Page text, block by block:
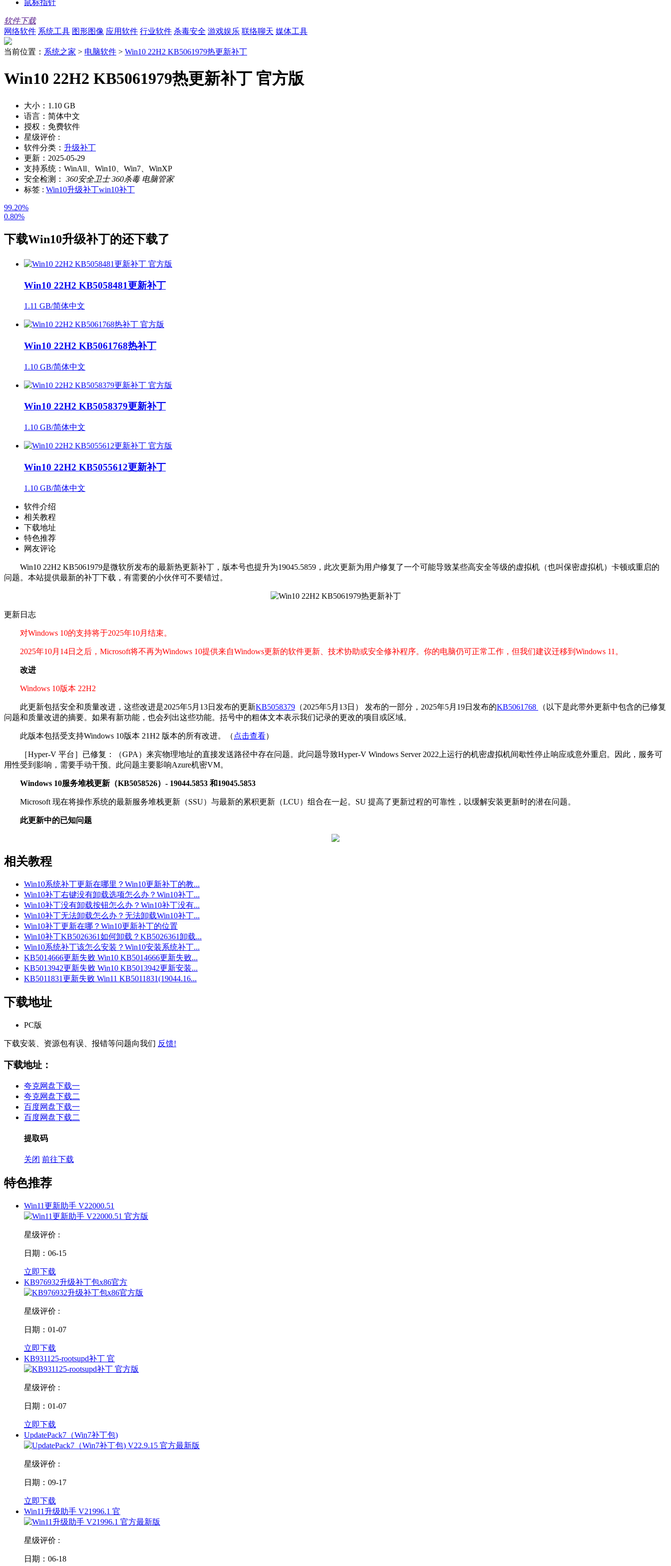
鼠标指针
软件下载
网络软件 系统工具 图形图像 应用软件 行业软件 杀毒安全 游戏娱乐 联络聊天 媒体工具
当前位置： 系统之家 > 电脑软件 > Win10 22H2 KB5061979热更新补丁
Win10 22H2 KB5061979热更新补丁 官方版
大小： 1.10 GB
语言： 简体中文
授权： 免费软件
星级评价 :
软件分类： 升级补丁
更新： 2025-05-29
支持系统： WinAll、Win10、Win7、WinXP
安全检测：
360安全卫士 360杀毒 电脑管家
标签 : Win10升级补丁win10补丁
99.20%
0.80%
下载Win10升级补丁的还下载了
Win10 22H2 KB5058481更新补丁
1.11 GB/简体中文
Win10 22H2 KB5061768热补丁
1.10 GB/简体中文
Win10 22H2 KB5058379更新补丁
1.10 GB/简体中文
Win10 22H2 KB5055612更新补丁
1.10 GB/简体中文
软件介绍
相关教程
下载地址
特色推荐
网友评论
Win10 22H2 KB5061979是微软所发布的最新热更新补丁，版本号也提升为19045.5859，此次更新为用户修复了一个可能导致某些高安全等级的虚拟机（也叫保密虚拟机）卡顿或重启的
问题。本站提供最新的补丁下载，有需要的小伙伴可不要错过。
更新日志
对Windows 10的支持将于2025年10月结束。
2025年10月14日之后，Microsoft将不再为Windows 10提供来自Windows更新的软件更新、技术协助或安全修补程序。你的电脑仍可正常工作，但我们建议迁移到Windows 11。
改进
Windows 10版本 22H2
此更新包括安全和质量改进，这些改进是2025年5月13日发布的更新KB5058379 （2025年5月13日） 发布的一部分，2025年5月19日发布的KB5061768
（以下是此带外更新中包含的已修复
问题和质量改进的摘要。如果有新功能，也会列出这些功能。括号中的粗体文本表示我们记录的更改的项目或区域。 ​​​​​​​
此版本包括受支持Windows 10版本 21H2 版本的所有改进。（ 点击查看）
［Hyper-V 平台］已修复：（GPA）来宾物理地址的直接发送路径中存在问题。此问题导致Hyper-V Windows Server 2022上运行的机密虚拟机间歇性停止响应或意外重启。因此，服务可
用性受到影响，需要手动干预。此问题主要影响Azure机密VM。
Windows 10服务堆栈更新（KB5058526）- 19044.5853 和19045.5853
Microsoft 现在将操作系统的最新服务堆栈更新（SSU）与最新的累积更新（LCU）组合在一起。SU 提高了更新过程的可靠性，以缓解安装更新时的潜在问题。
此更新中的已知问题
相关教程
Win10系统补丁更新在哪里？Win10更新补丁的教...
Win10补丁右键没有卸载选项怎么办？Win10补丁...
Win10补丁没有卸载按钮怎么办？Win10补丁没有...
Win10补丁无法卸载怎么办？无法卸载Win10补丁...
Win10补丁更新在哪？Win10更新补丁的位置
Win10补丁KB5026361如何卸载？KB5026361卸载...
Win10系统补丁该怎么安装？Win10安装系统补丁...
KB5014666更新失败 Win10 KB5014666更新失败...
KB5013942更新失败 Win10 KB5013942更新安装...
KB5011831更新失败 Win11 KB5011831(19044.16...
下载地址
PC版
下载安装、资源包有误、报错等问题向我们 反馈!
下载地址：
夸克网盘下载一
夸克网盘下载二
百度网盘下载一
百度网盘下载二
提取码
关闭 前往下载
特色推荐
Win11更新助手 V22000.51
星级评价 :
日期：06-15
立即下载
KB976932升级补丁包x86官方
星级评价 :
日期：01-07
立即下载
KB931125-rootsupd补丁 官
星级评价 :
日期：01-07
立即下载
UpdatePack7（Win7补丁包)
星级评价 :
日期：09-17
立即下载
Win11升级助手 V21996.1 官
星级评价 :
日期：06-18